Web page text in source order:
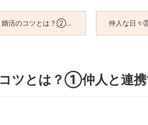
婚活のコツとは？②アドバイスを実行するべし！
ツとは？①仲人と連携